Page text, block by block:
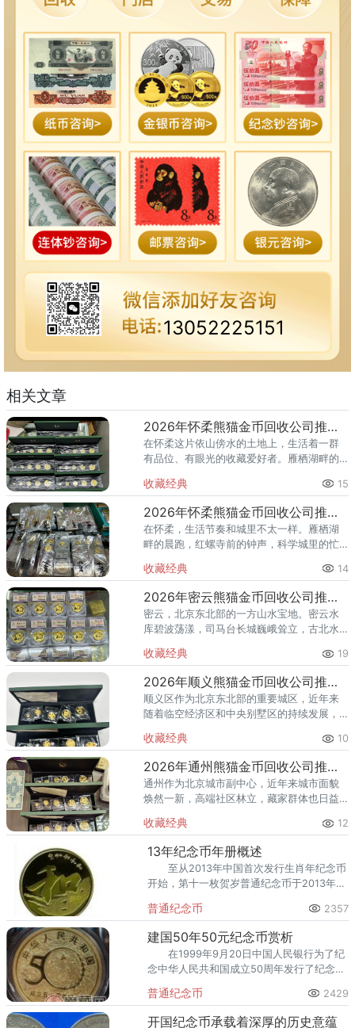
13052225151
相关文章
2026年怀柔熊猫金币回收公司推荐 怀柔回收熊猫金币渠道
在怀柔这片依山傍水的土地上，生活着一群
有品位、有眼光的收藏爱好者。雁栖湖畔的
红螺寺的香火绵延不绝——怀柔的藏家群体
也在悄然壮大。熊猫金币，作为
收藏经典 15
2026年怀柔熊猫金币回收公司推荐 怀柔哪里回收熊猫金币
在怀柔，生活节奏和城里不太一样。雁栖湖
畔的晨跑，红螺寺前的钟声，科学城里的忙
值。熊猫金币作为兼具投资与收藏属性的热
门品种，在怀柔的藏家圈子里一
收藏经典 14
2026年密云熊猫金币回收公司推荐 密云回收熊猫金币正规渠道
密云，北京东北部的一方山水宝地。密云水
库碧波荡漾，司马台长城巍峨耸立，古北水
的土地上，越来越多的人开始关注钱币收
藏，熊猫金币凭借其国家法定货币
收藏经典 19
2026年顺义熊猫金币回收公司推荐 顺义回收熊猫金币渠道
顺义区作为北京东北部的重要城区，近年来
随着临空经济区和中央别墅区的持续发展，
量也在稳步增长。然而，不少顺义藏家在考
虑出手熊猫金币时，总会遇到一
收藏经典 10
2026年通州熊猫金币回收公司推荐 通州出手熊猫金币藏家该选哪家？
通州作为北京城市副中心，近年来城市面貌
焕然一新，高端社区林立，藏家群体也日益
爱琴海购物公园，从行政办公区到运河商务
区，关注钱币收藏的人越来越多
收藏经典 12
13年纪念币年册概述
至从2013年中国首次发行生肖年纪念币
开始，第十一枚贺岁普通纪念币于2013年1
是随着生肖年下来的其他纪念币，无一例外
都成了广大人民
普通纪念币 2357
建国50年50元纪念币赏析
在1999年9月20日中国人民银行为了纪
念中华人民共和国成立50周年发行了纪念钞
国成立50周年相呼应，表达了对建国50周年
的祝贺。
普通纪念币 2429
开国纪念币承载着深厚的历史意蕴